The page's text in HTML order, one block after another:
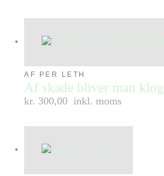
AF PER LETH
Af skade bliver man klog
kr. 300,00 inkl. moms